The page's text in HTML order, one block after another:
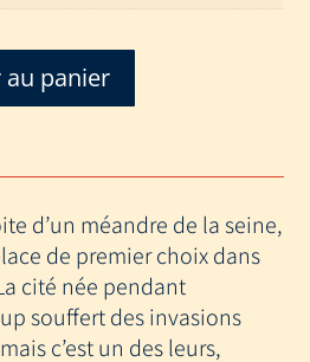
panier
d’un méandre de la seine,
de premier choix dans
cité née pendant
souffert des invasions
c’est un des leurs,